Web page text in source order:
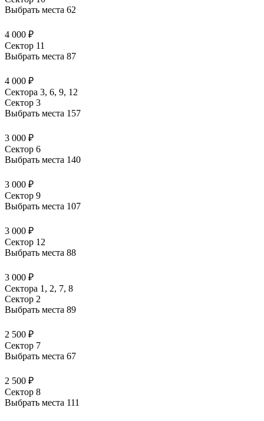
Выбрать места 62
4 000 ₽
Сектор 11
Выбрать места 87
4 000 ₽
Сектора 3, 6, 9, 12
Сектор 3
Выбрать места 157
3 000 ₽
Сектор 6
Выбрать места 140
3 000 ₽
Сектор 9
Выбрать места 107
3 000 ₽
Сектор 12
Выбрать места 88
3 000 ₽
Сектора 1, 2, 7, 8
Сектор 2
Выбрать места 89
2 500 ₽
Сектор 7
Выбрать места 67
2 500 ₽
Сектор 8
Выбрать места 111